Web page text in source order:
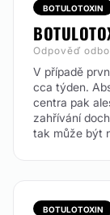
BOTULOTOXIN
Odpověď
V případě
cca týden.
centra pak
zahřívání
tak může být
BOTULOTOXIN